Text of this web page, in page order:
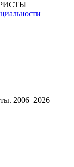
2006–2026